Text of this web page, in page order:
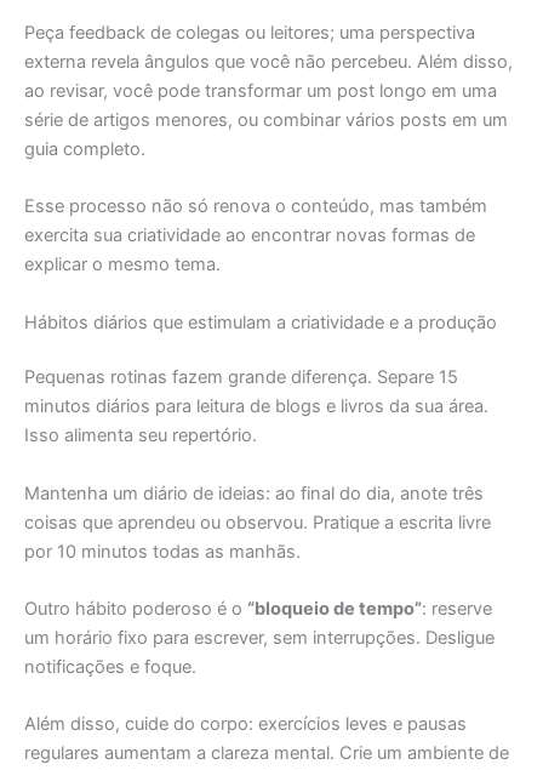
Peça feedback de colegas ou leitores; uma perspectiva
externa revela ângulos que você não percebeu. Além disso,
ao revisar, você pode transformar um post longo em uma
série de artigos menores, ou combinar vários posts em um
guia completo.
Esse processo não só renova o conteúdo, mas também
exercita sua criatividade ao encontrar novas formas de
explicar o mesmo tema.
Hábitos diários que estimulam a criatividade e a produção
Pequenas rotinas fazem grande diferença. Separe 15
minutos diários para leitura de blogs e livros da sua área.
Isso alimenta seu repertório.
Mantenha um diário de ideias: ao final do dia, anote três
coisas que aprendeu ou observou. Pratique a escrita livre
por 10 minutos todas as manhãs.
Outro hábito poderoso é o “bloqueio de tempo”: reserve
um horário fixo para escrever, sem interrupções. Desligue
notificações e foque.
Além disso, cuide do corpo: exercícios leves e pausas
regulares aumentam a clareza mental. Crie um ambiente de